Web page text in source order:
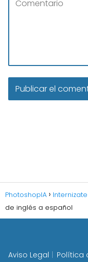
PhotoshopIA Internizate
de inglés a español
Aviso Legal Política